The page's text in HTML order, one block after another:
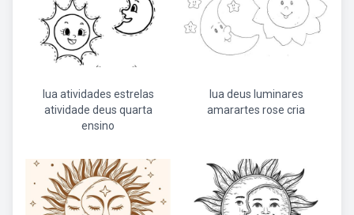
lua atividades estrelas
atividade deus quarta
ensino
lua deus luminares
amarartes rose cria